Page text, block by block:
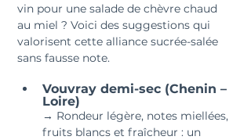
vin pour une salade de chèvre chaud
au miel ? Voici des suggestions qui
valorisent cette alliance sucrée-salée
sans fausse note.
Vouvray demi-sec (Chenin –
Loire)
→ Rondeur légère, notes miellées,
fruits blancs et fraîcheur : un